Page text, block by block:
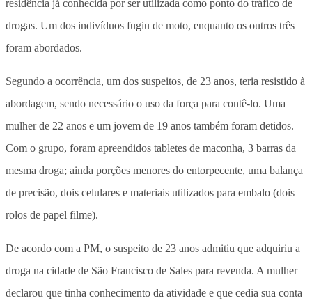
residência já conhecida por ser utilizada como ponto do tráfico de
drogas. Um dos indivíduos fugiu de moto, enquanto os outros três
foram abordados.
Segundo a ocorrência, um dos suspeitos, de 23 anos, teria resistido à
abordagem, sendo necessário o uso da força para contê-lo. Uma
mulher de 22 anos e um jovem de 19 anos também foram detidos.
Com o grupo, foram apreendidos tabletes de maconha, 3 barras da
mesma droga; ainda porções menores do entorpecente, uma balança
de precisão, dois celulares e materiais utilizados para embalo (dois
rolos de papel filme).
De acordo com a PM, o suspeito de 23 anos admitiu que adquiriu a
droga na cidade de São Francisco de Sales para revenda. A mulher
declarou que tinha conhecimento da atividade e que cedia sua conta